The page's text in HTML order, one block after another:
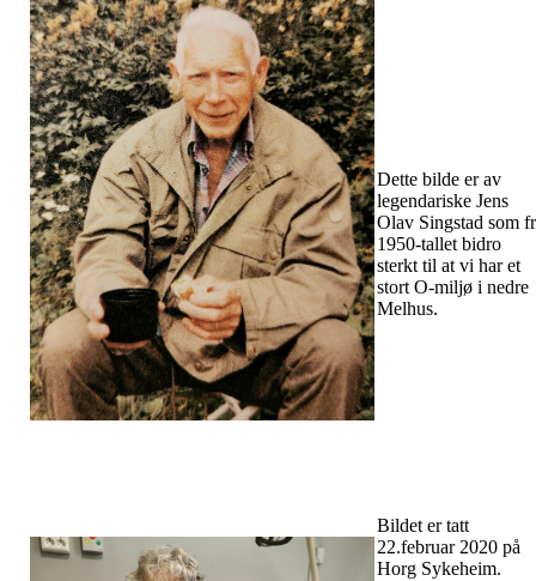
Dette bilde er av
legendariske Jens
Olav Singstad som
1950-tallet bidro
sterkt til at vi har et
stort O-miljø i nedre
Melhus.
Bildet er tatt
22.februar 2020 på
Horg Sykeheim.